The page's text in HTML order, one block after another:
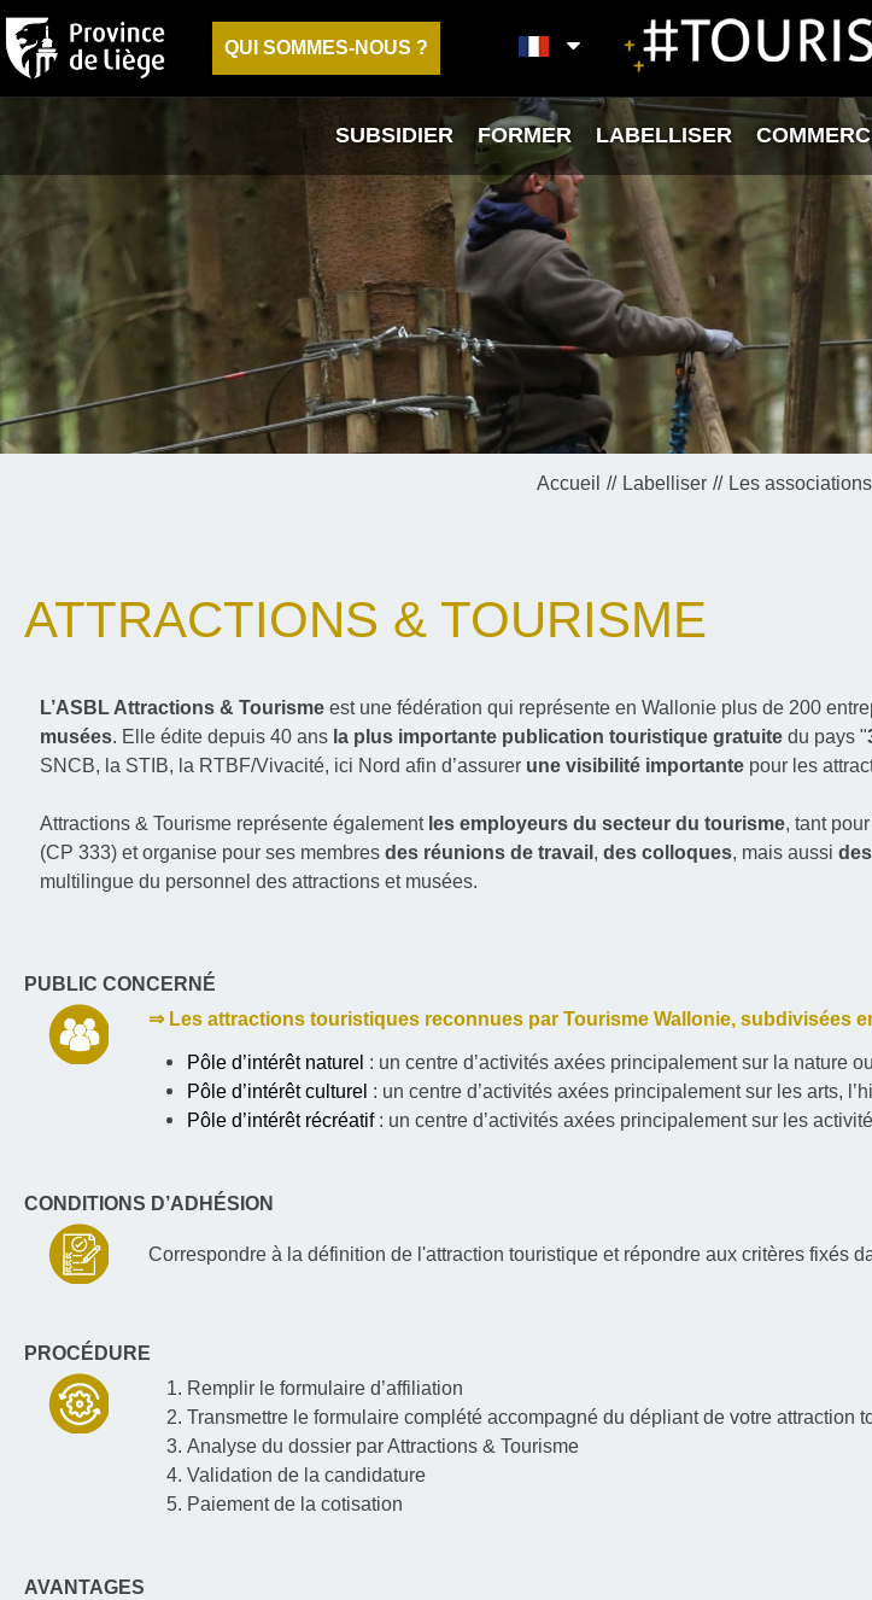
QUI SOMMES-NOUS ?
SUBSIDIER FORMER LABELLISER
Accueil Labelliser Les associations
ATTRACTIONS & TOURISME
L’ASBL Attractions & Tourismeest une fédération qui représente en Wallonie plus de 200
musées. Elle édite depuis 40 ans la plus importante publication touristique gratuitedu pays "
SNCB, la STIB, la RTBF/Vivacité, ici Nord afin d’assurer une visibilité importante pour les
Attractions & Tourisme représente également les employeurs du secteur du tourisme, tant
(CP 333) et organise pour ses membres des réunions de travail , des colloques, mais aussi
multilingue du personnel des attractions et musées.
PUBLIC CONCERNÉ
⇒ Les attractions touristiques reconnues par Tourisme Wallonie, subdivisées
Pôle d’intérêt naturel : un centre d’activités axées principalement sur la nature
Pôle d’intérêt culturel : un centre d’activités axées principalement sur les arts,
Pôle d’intérêt récréatif : un centre d’activités axées principalement sur les
CONDITIONS D’ADHÉSION
Correspondre à la définition de l'attraction touristique et répondre aux critères fixés
PROCÉDURE
Remplir le formulaire d’affiliation
Transmettre le formulaire complété accompagné du dépliant de votre
Analyse du dossier par Attractions & Tourisme
Validation de la candidature
Paiement de la cotisation
AVANTAGES